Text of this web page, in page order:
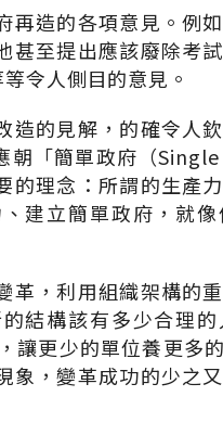
造的各項意見。例
甚至提出應該廢除考
令人側目的意見。
的見解，的確令人
朝「簡單政府（
理念：所謂的生產
建立簡單政府，就
，利用組織架構的
結構該有多少合理
讓更少的單位養更多
，變革成功的少之